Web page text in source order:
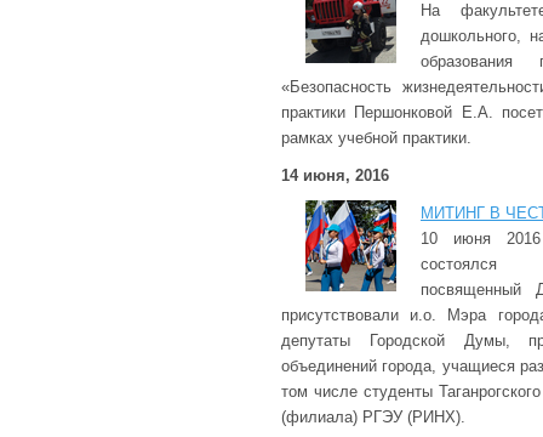
На
дошкольного,
«Безопасность
практики Першонковой Е.А.
рамках учебной практики.
14 июня, 2016
МИТИНГ В
10 июня 2016
состоялся
посвященный
присутствовали и.о. Мэра
депутаты Городской Думы,
объединений города, учащиеся
том числе студенты
(филиала) РГЭУ (РИНХ).